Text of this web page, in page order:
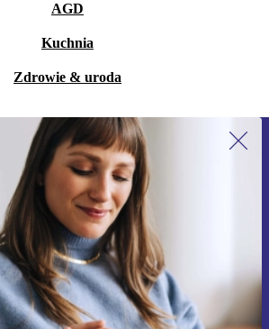
AGD
Kuchnia
Zdrowie & uroda
się na nasz newsletter!
przegap żadnej oferty.
Zarejestruj się